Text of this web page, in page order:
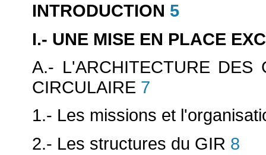
INTRODUCTION 5
I.- UNE MISE EN PLACE
A.- L'ARCHITECTURE
CIRCULAIRE 7
1.- Les missions et
2.- Les structures du GIR 8